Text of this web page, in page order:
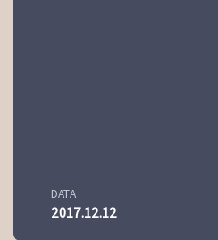
DATA
2017.12.12